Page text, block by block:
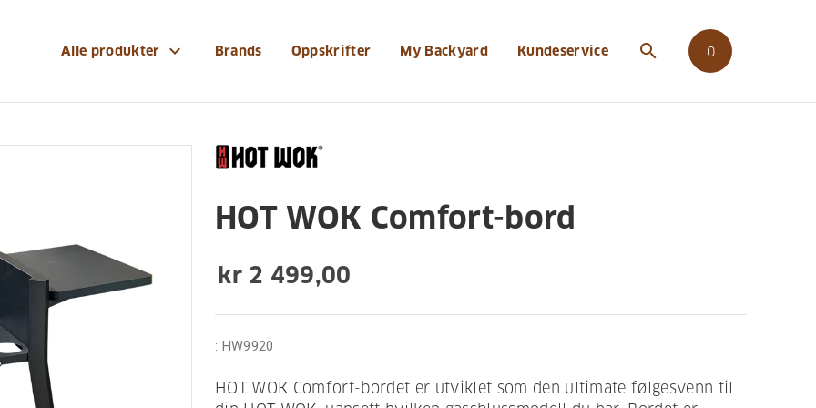
Alle produkter expand_more Brands Oppskrifter My Backyard Kundeservice search 0
HOT WOK Comfort-bord
kr 2 499,00
: HW9920
HOT WOK Comfort-bordet er utviklet som den ultimate følgesvenn til